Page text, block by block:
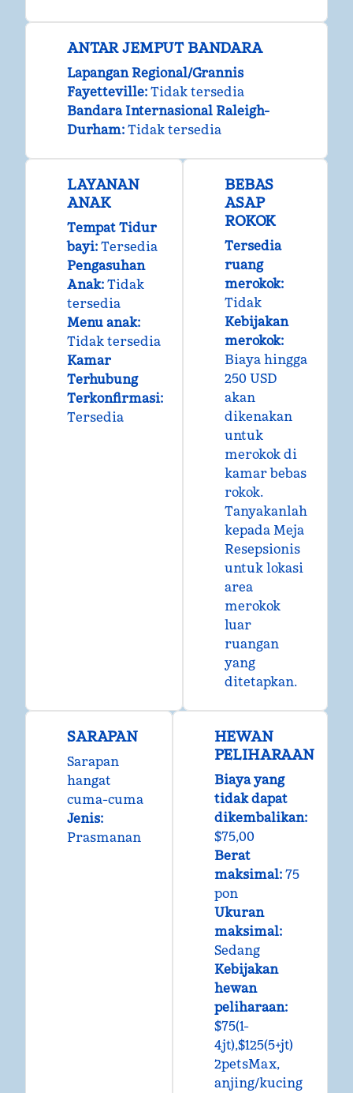
ANTAR JEMPUT BANDARA
Lapangan Regional/Grannis
Fayetteville: Tidak tersedia
Bandara Internasional Raleigh-
Durham: Tidak tersedia
LAYANAN
ANAK
Tempat Tidur
bayi: Tersedia
Pengasuhan
Anak: Tidak
tersedia
Menu anak:
Tidak tersedia
Kamar
Terhubung
Terkonfirmasi:
Tersedia
BEBAS
ASAP
ROKOK
Tersedia
ruang
merokok:
Tidak
Kebijakan
merokok:
Biaya hingga
250 USD
akan
dikenakan
untuk
merokok di
kamar bebas
rokok.
Tanyakanlah
kepada Meja
Resepsionis
untuk lokasi
area
merokok
luar
ruangan
yang
ditetapkan.
SARAPAN
Sarapan
hangat
cuma-cuma
Jenis:
Prasmanan
HEWAN
PELIHARAAN
Biaya yang
tidak dapat
dikembalikan:
$75,00
Berat
maksimal: 75
pon
Ukuran
maksimal:
Sedang
Kebijakan
hewan
peliharaan:
$75(1-
4jt),$125(5+jt)
2petsMax,
anjing/kucing